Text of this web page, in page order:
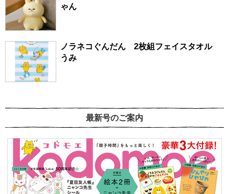
ゃん
ノラネコぐんだん 2枚組フェイスタオル
うみ
最新号のご案内